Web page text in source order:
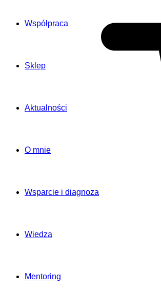
Współpraca
Sklep
Aktualności
O mnie
Wsparcie i diagnoza
Wiedza
Mentoring